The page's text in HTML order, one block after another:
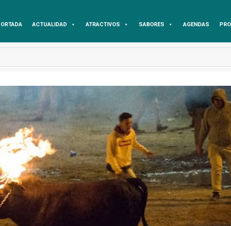
ACTUALIDAD ATRACTIVOS SABORES AGENDAS